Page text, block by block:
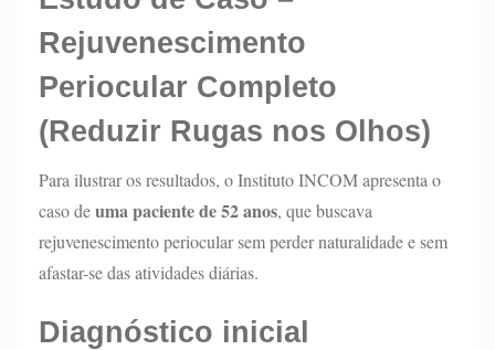
Rejuvenescimento
Periocular Completo
(Reduzir Rugas nos Olhos)
Para ilustrar os resultados, o Instituto INCOM apresenta o
caso deuma paciente de 52 anos, que buscava
rejuvenescimento periocular sem perder naturalidade e sem
afastar-se das atividades diárias.
Diagnóstico inicial